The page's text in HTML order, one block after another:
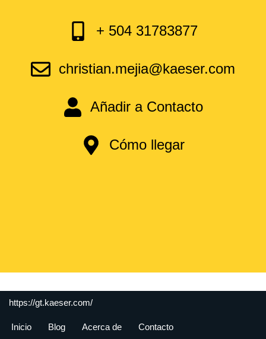
+ 504 31783877
christian.mejia@kaeser.com
Añadir a Contacto
Cómo llegar
https://gt.kaeser.com/
Inicio Blog Acerca de Contacto